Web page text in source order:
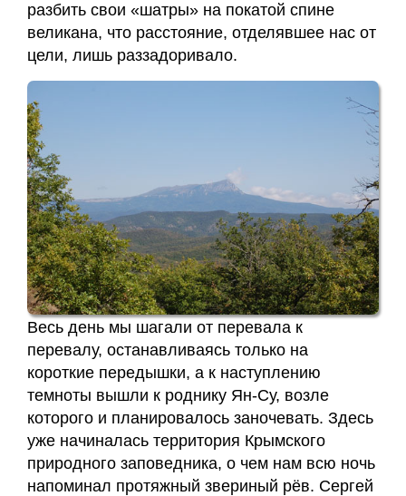
разбить свои «шатры» на покатой спине
великана, что расстояние, отделявшее нас от
цели, лишь раззадоривало.
Весь день мы шагали от перевала к
перевалу, останавливаясь только на
короткие передышки, а к наступлению
темноты вышли к роднику Ян-Су, возле
которого и планировалось заночевать. Здесь
уже начиналась территория Крымского
природного заповедника, о чем нам всю ночь
напоминал протяжный звериный рёв. Сергей